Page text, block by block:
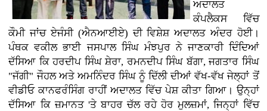
ਅਦਾਲਤ
ਕੰਪਲੈਕਸ ਵਿੱਚ
ਕੌਮੀ ਜਾਂਚ ਏਜੰਸੀ (ਐਨਆਈਏ) ਦੀ ਵਿਸ਼ੇਸ਼ ਅਦਾਲਤ ਅੰਦਰ ਹੋਈ।
ਪੰਥਕ ਵਕੀਲ ਭਾਈ ਜਸਪਾਲ ਸਿੰਘ ਮੰਝਪੁਰ ਨੇ ਜਾਣਕਾਰੀ ਦਿੰਦਿਆਂ
ਦੱਸਿਆ ਕਿ ਹਰਦੀਪ ਸਿੰਘ ਸ਼ੇਰਾ, ਰਮਨਦੀਪ ਸਿੰਘ ਬੱਗਾ, ਜਗਤਾਰ ਸਿੰਘ
"ਜੱਗੀ" ਜੌਹਲ ਅਤੇ ਅਮਨਿੰਦਰ ਸਿੰਘ ਨੂੰ ਦਿੱਲੀ ਦੀਆਂ ਵੱਖ-ਵੱਖ ਜੇਲ੍ਹਾਂ ਤੋਂ
ਵੀਡੀਓ ਕਾਨਫਰੰਸਿੰਗ ਰਾਹੀਂ ਅਦਾਲਤ ਵਿੱਚ ਪੇਸ਼ ਕੀਤਾ ਗਿਆ। ਉਨ੍ਹਾਂ
ਦੱਸਿਆ ਕਿ ਜ਼ਮਾਨਤ 'ਤੇ ਬਾਹਰ ਚੱਲ ਰਹੇ ਹੋਰ ਮੁਲਜ਼ਮਾਂ, ਜਿਨ੍ਹਾਂ ਵਿੱਚ